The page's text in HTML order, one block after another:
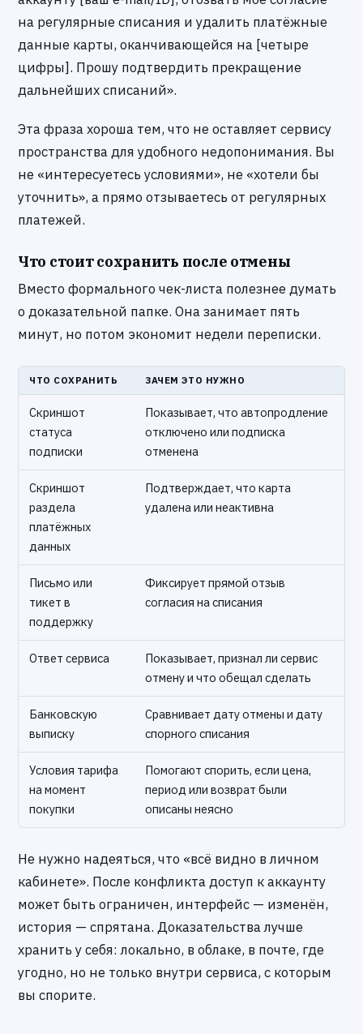
на регулярные списания и удалить платёжные
данные карты, оканчивающейся на [четыре
цифры]. Прошу подтвердить прекращение
дальнейших списаний».
Эта фраза хороша тем, что не оставляет сервису
пространства для удобного недопонимания. Вы
не «интересуетесь условиями», не «хотели бы
уточнить», а прямо отзываетесь от регулярных
платежей.
Что стоит сохранить после отмены
Вместо формального чек-листа полезнее думать
о доказательной папке. Она занимает пять
минут, но потом экономит недели переписки.
ЧТО СОХРАНИТЬ ЗАЧЕМ ЭТО НУЖНО
Скриншот
статуса
подписки
Показывает, что автопродление
отключено или подписка
отменена
Скриншот
раздела
платёжных
данных
Подтверждает, что карта
удалена или неактивна
Письмо или
тикет в
поддержку
Фиксирует прямой отзыв
согласия на списания
Ответ сервиса
Показывает, признал ли сервис
отмену и что обещал сделать
Банковскую
выписку
Сравнивает дату отмены и дату
спорного списания
Условия тарифа
на момент
покупки
Помогают спорить, если цена,
период или возврат были
описаны неясно
Не нужно надеяться, что «всё видно в личном
кабинете». После конфликта доступ к аккаунту
может быть ограничен, интерфейс — изменён,
история — спрятана. Доказательства лучше
хранить у себя: локально, в облаке, в почте, где
угодно, но не только внутри сервиса, с которым
вы спорите.